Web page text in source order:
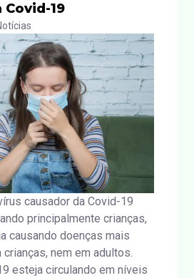
Covid-19
causador da Covid-19
principalmente crianças,
causando doenças mais
nem em adultos.
esteja circulando em níveis